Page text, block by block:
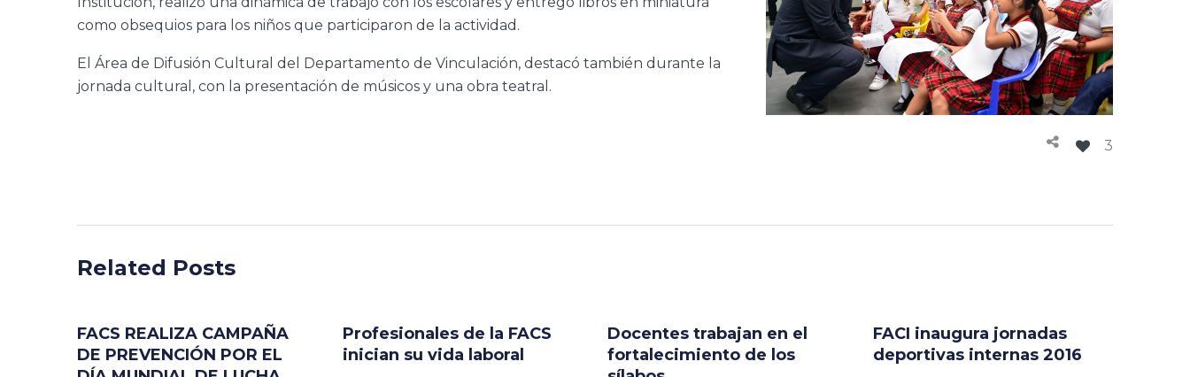
como obsequios para los niños que participaron de la actividad.
El Área de Difusión Cultural del Departamento de Vinculación, destacó también durante la
jornada cultural, con la presentación de músicos y una obra teatral.
3
Related Posts
FACS REALIZA CAMPAÑA
DE PREVENCIÓN POR EL
Profesionales de la FACS
inician su vida laboral
Docentes trabajan en el
fortalecimiento de los
FACI inaugura jornadas
deportivas internas 2016